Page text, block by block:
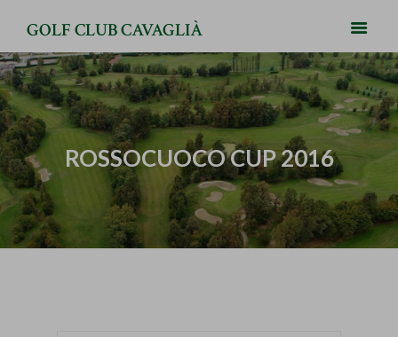
GOLF CLUB CAVAGLIÀ
ROSSOCUOCO CUP 2016